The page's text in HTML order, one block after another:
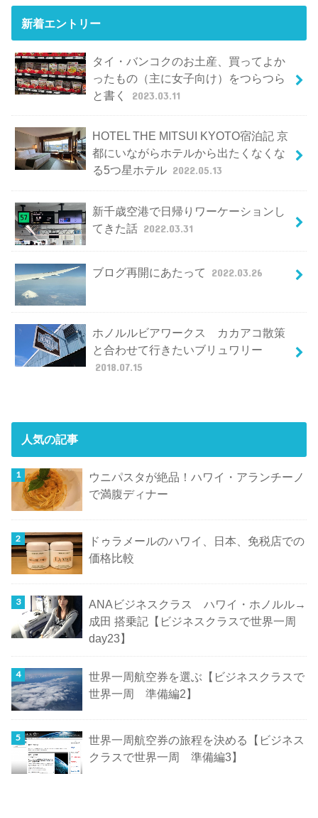
新着エントリー
タイ・バンコクのお土産、買ってよか
ったもの（主に女子向け）をつらつら
と書く
2023.03.11
HOTEL THE MITSUI KYOTO宿泊記 京
都にいながらホテルから出たくなくな
る5つ星ホテル 2022.05.13
新千歳空港で日帰りワーケーションし
てきた話 2022.03.31
ブログ再開にあたって 2022.03.26
ホノルルビアワークス カカアコ散策
と合わせて行きたいブリュワリー
2018.07.15
人気の記事
ウニパスタが絶品！ハワイ・アランチーノ
で満腹ディナー
ドゥラメールのハワイ、日本、免税店での
価格比較
ANAビジネスクラス ハワイ・ホノルル→
成田 搭乗記【ビジネスクラスで世界一周
day23】
世界一周航空券を選ぶ【ビジネスクラスで
世界一周 準備編2】
世界一周航空券の旅程を決める【ビジネス
クラスで世界一周 準備編3】